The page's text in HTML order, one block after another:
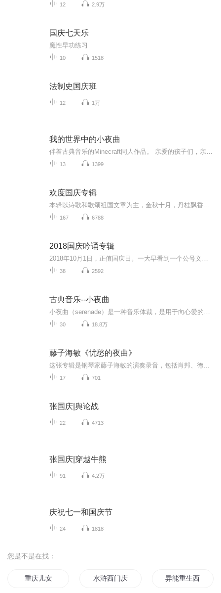
12 2.9万
国庆七天乐
魔性早功练习
10 1518
法制史国庆班
12 1万
我的世界中的小夜曲
13 1399
欢度国庆专辑
167 6788
2018国庆吟诵专辑
38 2592
古典音乐--小夜曲
30 18.8万
藤子海敏《忧愁的夜曲》
17 701
张国庆|舆论战
22 4713
张国庆|穿越牛熊
91 4.2万
庆祝七一和国庆节
24 1818
您是不是在找：
重庆儿女 水浒西门庆 异能重生西门庆